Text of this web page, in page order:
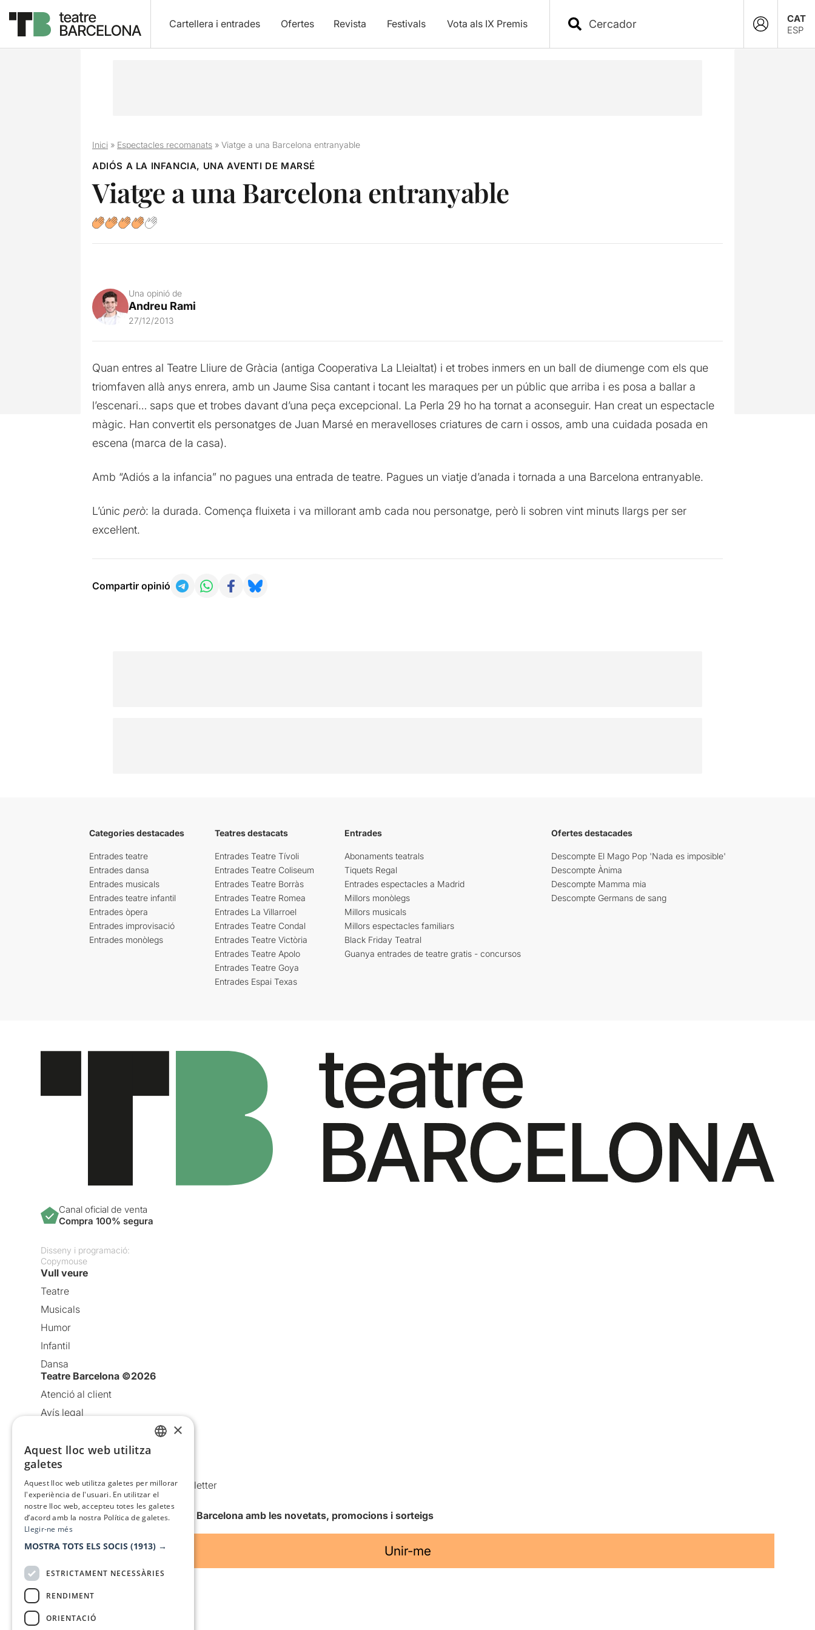
Cartellera i entrades Ofertes Revista Festivals Vota als IX Premis
CAT
ESP
Inici» Espectacles recomanats» Viatge a una Barcelona entranyable
ADIÓS A LA INFANCIA, UNA AVENTI DE MARSÉ
Viatge a una Barcelona entranyable
Una opinió de
Andreu Rami
27/12/2013
Quan entres al Teatre Lliure de Gràcia (antiga Cooperativa La Lleialtat) i et trobes inmers en un ball de diumenge com els que
triomfaven allà anys enrera, amb un Jaume Sisa cantant i tocant les maraques per un públic que arriba i es posa a ballar a
l’escenari… saps que et trobes davant d’una peça excepcional. La Perla 29 ho ha tornat a aconseguir. Han creat un espectacle
màgic. Han convertit els personatges de Juan Marsé en meravelloses criatures de carn i ossos, amb una cuidada posada en
escena (marca de la casa).
Amb “Adiós a la infancia” no pagues una entrada de teatre. Pagues un viatje d’anada i tornada a una Barcelona entranyable.
L’únic però: la durada. Comença fluixeta i va millorant amb cada nou personatge, però li sobren vint minuts llargs per ser
excel·lent.
Compartir opinió
Categories destacades
Entrades teatre
Entrades dansa
Entrades musicals
Entrades teatre infantil
Entrades òpera
Entrades improvisació
Entrades monòlegs
Teatres destacats
Entrades Teatre Tívoli
Entrades Teatre Coliseum
Entrades Teatre Borràs
Entrades Teatre Romea
Entrades La Villarroel
Entrades Teatre Condal
Entrades Teatre Victòria
Entrades Teatre Apolo
Entrades Teatre Goya
Entrades Espai Texas
Entrades
Abonaments teatrals
Tiquets Regal
Entrades espectacles a Madrid
Millors monòlegs
Millors musicals
Millors espectacles familiars
Black Friday Teatral
Guanya entrades de teatre gratis - concursos
Ofertes destacades
Descompte El Mago Pop 'Nada es imposible'
Descompte Ànima
Descompte Mamma mia
Descompte Germans de sang
Canal oficial de venta
Compra 100% segura
Disseny i programació:
Copymouse
Vull veure
Teatre
Musicals
Humor
Infantil
Dansa
Teatre Barcelona ©2026
Atenció al client
Avís legal
Política de cookies
Condicions d’ús
Comunicacions comercials i Newsletter
Anuncia’t
Vull rebre la newsletter de Teatre Barcelona amb les novetats, promocions i sorteigs
Unir-me
Amb el suport de
×
Aquest lloc web utilitza
galetes
Aquest lloc web utilitza galetes per millorar
l'experiència de l'usuari. En utilitzar el
nostre lloc web, accepteu totes les galetes
d’acord amb la nostra Política de galetes.
Llegir-ne més
MOSTRA TOTS ELS SOCIS (1913) →
ESTRICTAMENT NECESSÀRIES
RENDIMENT
ORIENTACIÓ